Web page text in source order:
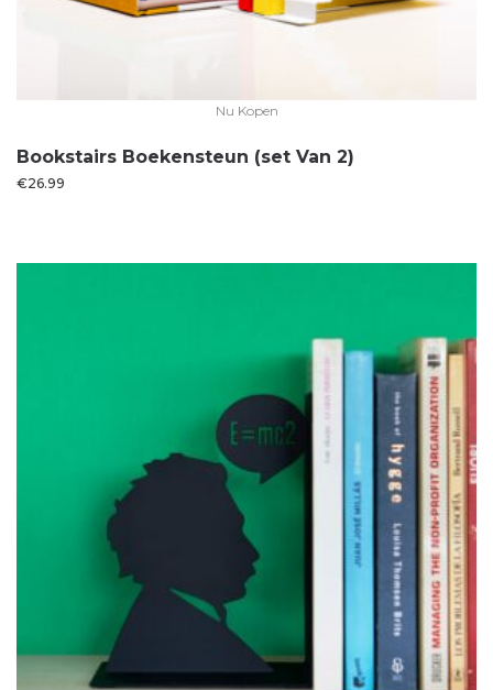
Nu Kopen
Bookstairs Boekensteun (set Van 2)
€26.99